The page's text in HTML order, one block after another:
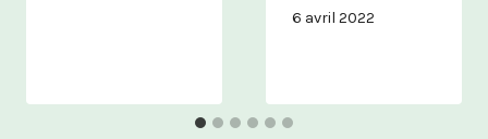
6 avril 2022